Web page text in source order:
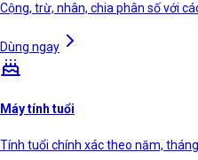
Cộng, trừ, nhân, chia phân số với
Dùng ngay
Máy tính tuổi
Tính tuổi chính xác theo năm,